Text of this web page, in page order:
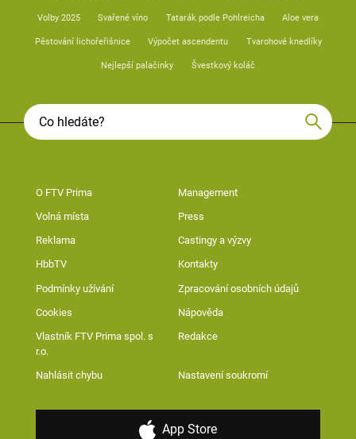
Volby 2025 Svařené víno Tatarák podle Pohlreicha Aloe vera
Pěstování lichořeřišnice Výpočet ascendentu Tvarohové knedlíky
Nejlepší palačinky Švestkový koláč
O FTV Prima Management
Volná místa Press
Reklama Castingy a výzvy
HbbTV Kontakty
Podmínky užívání Zpracování osobních údajů
Cookies Nápověda
Vlastník FTV Prima spol. s
r.o.
Redakce
Nahlásit chybu Nastavení soukromí
App Store